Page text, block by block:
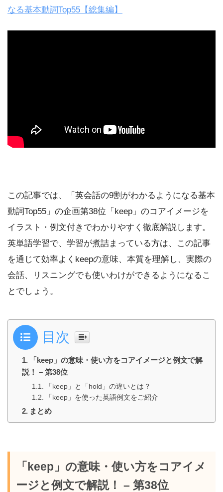
なる基本動詞Top55【総集編】
この記事では、「英会話の9割がわかるようになる基本
動詞Top55」の企画第38位「keep」のコアイメージを
イラスト・例文付きでわかりやすく徹底解説します。
英単語学習で、学習が煮詰まっている方は、この記事
を通じて効率よくkeepの意味、本質を理解し、実際の
会話、リスニングでも使いわけができるようになるこ
とでしょう。
目次
「keep」の意味・使い方をコアイメージと例文で解
説！ – 第38位
「keep」と「hold」の違いとは？
「keep」を使った英語例文をご紹介
まとめ
「keep」の意味・使い方をコアイメ
ージと例文で解説！ – 第38位